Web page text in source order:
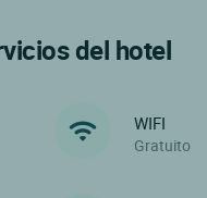
del hotel
WIFI
Gratuito